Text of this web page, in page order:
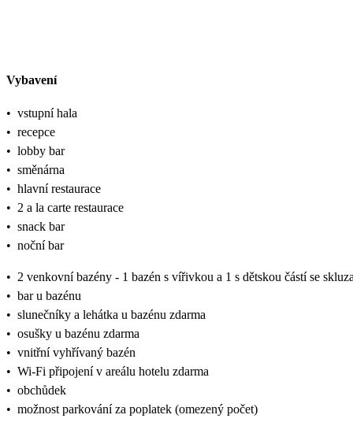
Vybavení
• vstupní hala
• recepce
• lobby bar
• směnárna
• hlavní restaurace
• 2 a la carte restaurace
• snack bar
• noční bar
• 2 venkovní bazény - 1 bazén s vířivkou a 1 s dětskou částí se
• bar u bazénu
• slunečníky a lehátka u bazénu zdarma
• osušky u bazénu zdarma
• vnitřní vyhřívaný bazén
• Wi-Fi připojení v areálu hotelu zdarma
• obchůdek
• možnost parkování za poplatek (omezený počet)